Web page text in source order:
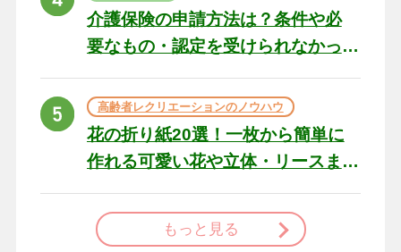
介護保険の申請方法は？条件や必
要なもの・認定を受けられなかっ
た場合の対処法
高齢者レクリエーションのノウハウ
花の折り紙20選！一枚から簡単に
作れる可愛い花や立体・リースま
で
もっと見る